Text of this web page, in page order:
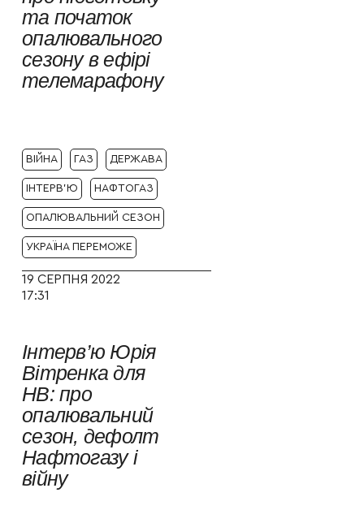
та початок
опалювального
сезону в ефірі
телемарафону
ВІЙНА ГАЗ ДЕРЖАВА
ІНТЕРВ'Ю НАФТОГАЗ
ОПАЛЮВАЛЬНИЙ СЕЗОН
УКРАЇНА ПЕРЕМОЖЕ
19 СЕРПНЯ 2022
17:31
Інтерв’ю Юрія
Вітренка для
НВ: про
опалювальний
сезон, дефолт
Нафтогазу і
війну